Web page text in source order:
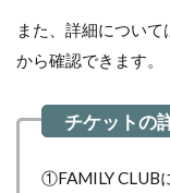
また、詳細について
から確認できます。
①FAMILY CLUB